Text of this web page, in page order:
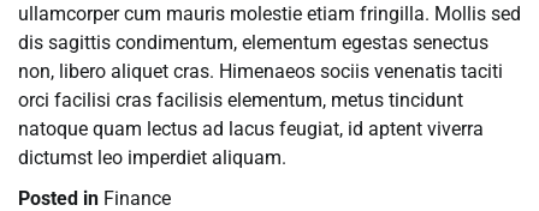
ullamcorper cum mauris molestie etiam fringilla. Mollis sed
dis sagittis condimentum, elementum egestas senectus
non, libero aliquet cras. Himenaeos sociis venenatis taciti
orci facilisi cras facilisis elementum, metus tincidunt
natoque quam lectus ad lacus feugiat, id aptent viverra
dictumst leo imperdiet aliquam.
Posted in Finance